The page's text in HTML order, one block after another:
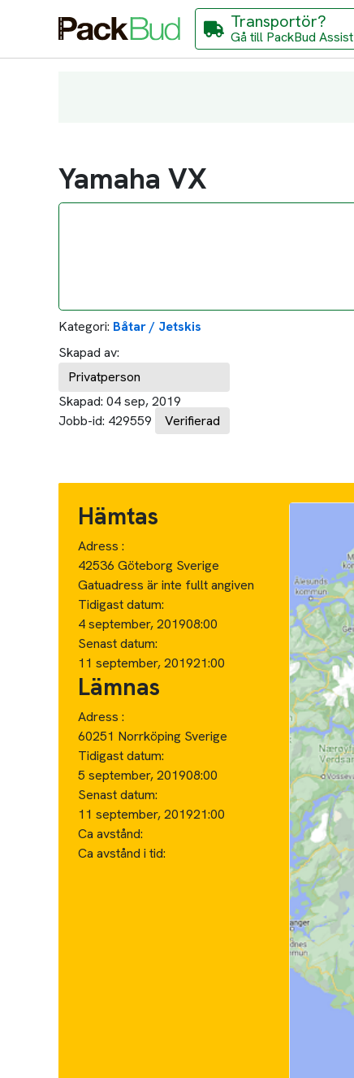
Transportör?
Gå till PackBud Assist
Yamaha VX
Kategori: Båtar / Jetskis
Skapad av:
Privatperson
Skapad: 04 sep, 2019
Jobb-id: 429559 Verifierad
Hämtas
Adress :
42536 Göteborg Sverige
Gatuadress är inte fullt angiven
Tidigast datum:
4 september, 201908:00
Senast datum:
11 september, 201921:00
Lämnas
Adress :
60251 Norrköping Sverige
Tidigast datum:
5 september, 201908:00
Senast datum:
11 september, 201921:00
Ca avstånd:
Ca avstånd i tid: